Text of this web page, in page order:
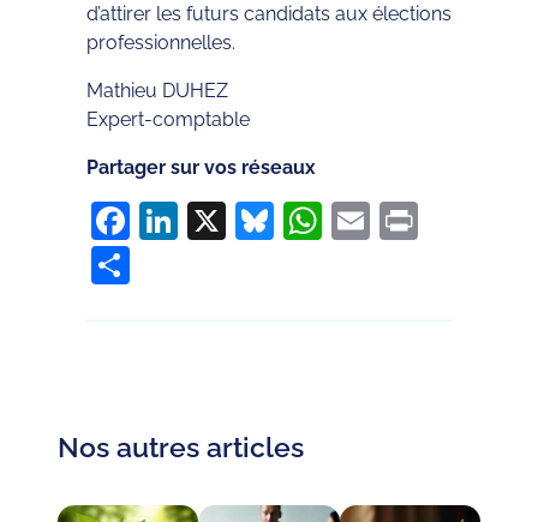
d’attirer les futurs candidats aux élections
professionnelles.
Mathieu DUHEZ
Expert-comptable
Partager sur vos réseaux
Facebook
LinkedIn
X Bluesky
WhatsApp
Email
Nos autres articles